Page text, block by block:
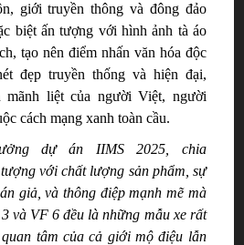
giới truyền thông và đông đảo
biệt ấn tượng với hình ảnh tà áo
, tạo nên điểm nhấn văn hóa độc
đẹp truyền thống và hiện đại,
mãnh liệtcủa người Việt, người
cách mạng xanh toàn cầu.
dự án IIMS 2025, chia
với chất lượng sản phẩm, sự
giả, và thông điệp mạnh mẽ mà
và VF 6 đều là những mẫu xe rất
tâm của cả giới mộ điệu lẫn